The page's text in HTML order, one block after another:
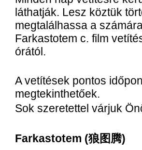
láthatják. Lesz köztük
megtalálhassa a
Farkastotem c. film
órától.
A vetítések pontos
megtekinthetőek.
Sok szeretettel várjuk
Farkastotem (狼图腾)